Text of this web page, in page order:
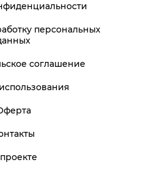
персональных
соглашение